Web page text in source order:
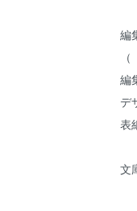
編
編
デ
表
文